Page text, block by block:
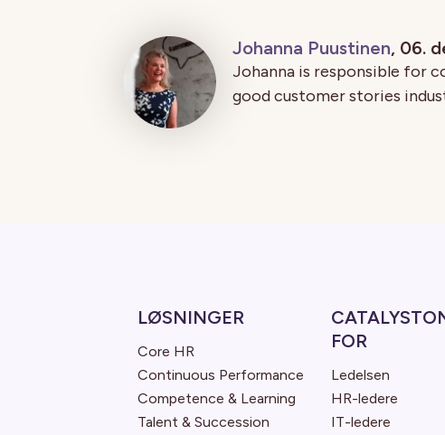
Johanna Puustinen, 06.
Johanna is responsible for
good customer stories
LØSNINGER
Core HR
Continuous Performance
Competence & Learning
Talent & Succession
FOR
Ledelsen
HR-ledere
IT-ledere